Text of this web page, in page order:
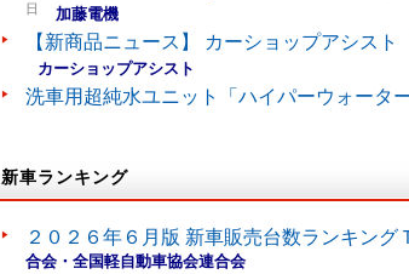
日 加藤電機
【新商品ニュース】 カーショップアシス
カーショップアシスト
洗車用超純水ユニット「ハイパーウォータ
新車ランキング
２０２６年６月版 新車販売台数ランキング
合会・全国軽自動車協会連合会